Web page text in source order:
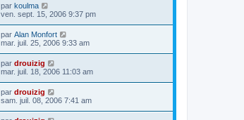
par koulma
ven. sept. 15, 2006 9:37 pm
par Alan Monfort
mar. juil. 25, 2006 9:33 am
par drouizig
mar. juil. 18, 2006 11:03 am
par drouizig
sam. juil. 08, 2006 7:41 am